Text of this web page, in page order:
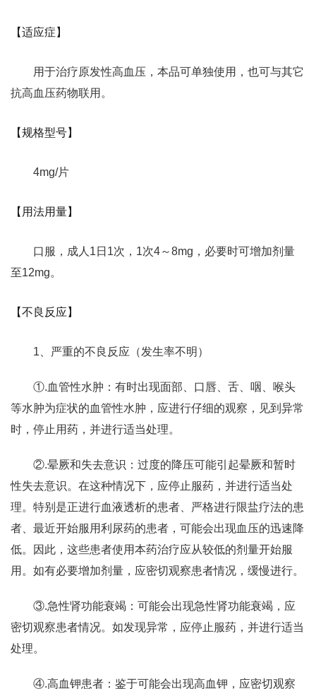
【适应症】
用于治疗原发性高血压，本品可单独使用，也可与其它
抗高血压药物联用。
【规格型号】
4mg/片
【用法用量】
口服，成人1日1次，1次4～8mg，必要时可增加剂量
至12mg。
【不良反应】
1、严重的不良反应（发生率不明）
①.血管性水肿：有时出现面部、口唇、舌、咽、喉头
等水肿为症状的血管性水肿，应进行仔细的观察，见到异常
时，停止用药，并进行适当处理。
②.晕厥和失去意识：过度的降压可能引起晕厥和暂时
性失去意识。在这种情况下，应停止服药，并进行适当处
理。特别是正进行血液透析的患者、严格进行限盐疗法的患
者、最近开始服用利尿药的患者，可能会出现血压的迅速降
低。因此，这些患者使用本药治疗应从较低的剂量开始服
用。如有必要增加剂量，应密切观察患者情况，缓慢进行。
③.急性肾功能衰竭：可能会出现急性肾功能衰竭，应
密切观察患者情况。如发现异常，应停止服药，并进行适当
处理。
④.高血钾患者：鉴于可能会出现高血钾，应密切观察